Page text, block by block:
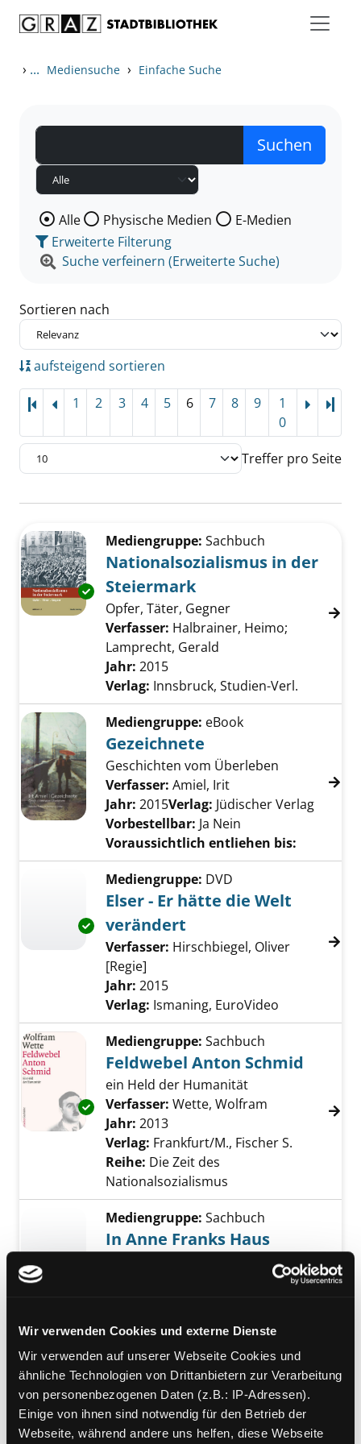
Wir verwenden Cookies und externe Dienste
Wir verwenden auf unserer Webseite Cookies und
ähnliche Technologien von Drittanbietern zur Verarbeitung
von personenbezogenen Daten (z.B.: IP-Adressen).
Einige von ihnen sind notwendig für den Betrieb der
Webseite, während andere uns helfen, diese Webseite
› ... Mediensuche › Einfache Suche
Wählen Sie die Medienart nach der Sie suchen wollen.
Alle Physische Medien
E-Medien
Erweiterte Filterung
Suche verfeinern (Erweiterte Suche)
Sortieren nach
aufsteigend sortieren
1 2 3 4 5 6 7 8 9
1
0
Treffer pro Seite
Zu den Suchfiltern springen
Exemplar-Details von Nationalsozialismus
Mediengruppe: Sachbuch
Nationalsozialismus in der
Steiermark
Opfer, Täter, Gegner
Verfasser: Halbrainer, Heimo;
Lamprecht, Gerald
Jahr: 2015
Verlag: Innsbruck, Studien-Verl.
Mediengruppe: eBook
Gezeichnete
Geschichten vom Überleben
Verfasser: Amiel, Irit Suche nach diesem
Jahr: 2015Verlag: Jüdischer Verlag
Vorbestellbar: Ja Nein
Voraussichtlich entliehen bis:
Exemplar-Details von Elser - Er hätte die
Mediengruppe: DVD
Elser - Er hätte die Welt
verändert
Verfasser: Hirschbiegel, Oliver
[Regie]
Jahr: 2015
Verlag: Ismaning, EuroVideo
Exemplar-Details von Feldwebel Anton
Mediengruppe: Sachbuch
Feldwebel Anton Schmid
ein Held der Humanität
Verfasser: Wette, Wolfram Suche nach
Jahr: 2013
Verlag: Frankfurt/M., Fischer S.
Reihe: Die Zeit des
Nationalsozialismus
Mediengruppe: Sachbuch
In Anne Franks Haus
eine bebilderte Reise durch Annes
Das Tagebuch der Anne Frank
Mediengruppe:Jugendbuch
Ihr Mut war grenzenlos
Widerstand im Dritten Reich
Verfasser: Strauch, Dietmar